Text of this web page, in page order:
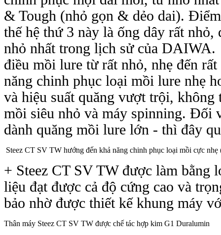
& Tough (nhỏ gọn & dẻo dai).
thế hệ thứ 3 này là ống dây rất
nhỏ nhất trong lịch sử của
điều mồi lure từ rất nhỏ, nhẹ đến
năng chinh phục loại mồi lure nhẹ
và hiệu suất quăng vượt trội, không
mồi siêu nhỏ và máy spinning. Đối
dành quăng mồi lure lớn - thì đây
Steez CT SV TW hướng đến khả năng chinh phục loại mồi cực nhẹ
+ Steez CT SV TW được làm
liệu đạt được cả độ cứng cao và
bảo nhờ được thiết kế khung máy
Thân máy Steez CT SV TW được chế tác hợp kim G1 Duralumin